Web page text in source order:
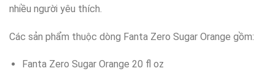
nhiều người yêu thích.
Các sản phẩm thuộc dòng Fanta Zero Sugar Orange gồm:
Fanta Zero Sugar Orange 20 fl oz